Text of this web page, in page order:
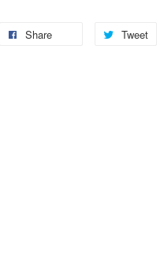
Share Tweet